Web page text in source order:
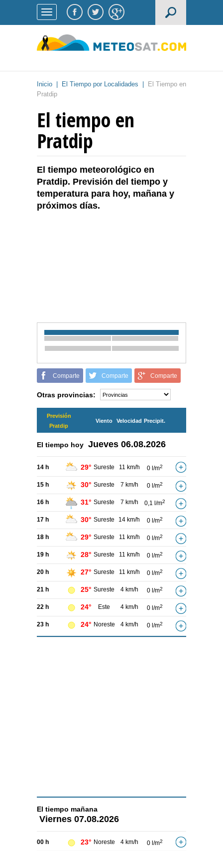
Inicio El Tiempo por Localidades
El Tiempo en
Pratdip
El tiempo en
Pratdip
El tiempo meteorológico en
Pratdip. Previsión del tiempo y
temperatura para hoy, mañana y
próximos días.
Comparte Comparte Comparte
Otras provincias:
Previsión
Pratdip
Viento Velocidad Precipit.
El tiempo hoy Jueves 06.08.2026
14 h 29° Sureste 11 km/h 0 l/m2
15 h 30° Sureste 7 km/h 0 l/m2
16 h 31° Sureste 7 km/h 0,1 l/m2
17 h 30° Sureste 14 km/h 0 l/m2
18 h 29° Sureste 11 km/h 0 l/m2
19 h 28° Sureste 11 km/h 0 l/m2
20 h 27° Sureste 11 km/h 0 l/m2
21 h 25° Sureste 4 km/h 0 l/m2
22 h 24° Este 4 km/h 0 l/m2
23 h 24° Noreste 4 km/h 0 l/m2
El tiempo mañana
Viernes 07.08.2026
00 h 23° Noreste 4 km/h 0 l/m2